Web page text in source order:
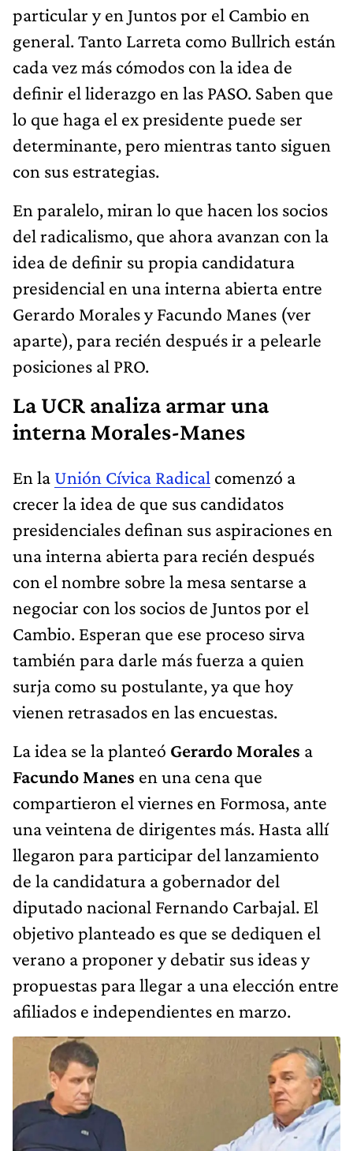
particular y en Juntos por el Cambio en
general. Tanto Larreta como Bullrich están
cada vez más cómodos con la idea de
definir el liderazgo en las PASO. Saben que
lo que haga el ex presidente puede ser
determinante, pero mientras tanto siguen
con sus estrategias.
En paralelo, miran lo que hacen los socios
del radicalismo, que ahora avanzan con la
idea de definir su propia candidatura
presidencial en una interna abierta entre
Gerardo Morales y Facundo Manes (ver
aparte), para recién después ir a pelearle
posiciones al PRO.
La UCR analiza armar una
interna Morales-Manes
En la Unión Cívica Radical comenzó a
crecer la idea de que sus candidatos
presidenciales definan sus aspiraciones en
una interna abierta para recién después
con el nombre sobre la mesa sentarse a
negociar con los socios de Juntos por el
Cambio. Esperan que ese proceso sirva
también para darle más fuerza a quien
surja como su postulante, ya que hoy
vienen retrasados en las encuestas.
La idea se la planteó Gerardo Morales a
Facundo Manes en una cena que
compartieron el viernes en Formosa, ante
una veintena de dirigentes más. Hasta allí
llegaron para participar del lanzamiento
de la candidatura a gobernador del
diputado nacional Fernando Carbajal. El
objetivo planteado es que se dediquen el
verano a proponer y debatir sus ideas y
propuestas para llegar a una elección entre
afiliados e independientes en marzo.